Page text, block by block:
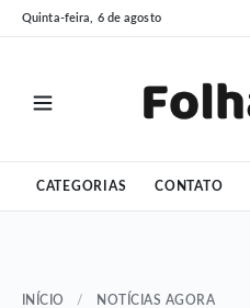
Pular
para
Pular
para
Quinta-feira, 6 de agosto
CATEGORIAS CONTATO
INÍCIO / NOTÍCIAS AGORA